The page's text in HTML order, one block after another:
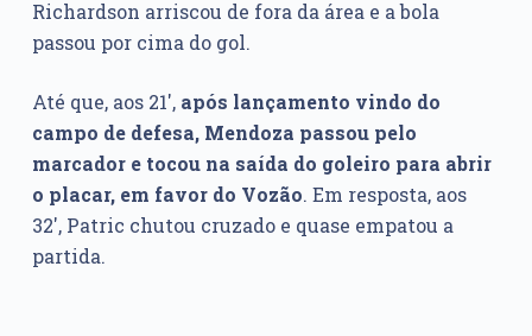
Richardson arriscou de fora da área e a bola
passou por cima do gol.
Até que, aos 21′, após lançamento vindo do
campo de defesa, Mendoza passou pelo
marcador e tocou na saída do goleiro para abrir
o placar, em favor do Vozão. Em resposta, aos
32′, Patric chutou cruzado e quase empatou a
partida.